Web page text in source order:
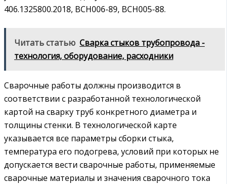
406.1325800.2018, ВСН006-89, ВСН005-88.
Читать статью Сварка стыков трубопровода -
технология, оборудование, расходники
Сварочные работы должны производится в
соответствии с разработанной технологической
картой на сварку труб конкретного диаметра и
толщины стенки. В технологической карте
указывается все параметры сборки стыка,
температура его подогрева, условий при которых не
допускается вести сварочные работы, применяемые
сварочные материалы и значения сварочного тока